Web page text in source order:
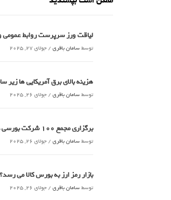
لیاقت ورز سرپرست روابط
توسطسامان باقری / جولای 27, 2025
هزینه بالای برق آمریکایی ها
توسطسامان باقری / جولای 26, 2025
برگزاری مجمع 100 شرکت بورسی در زمان اضافه_راسخ
توسطسامان باقری / جولای 26, 2025
بازار رمز ارز به بورس کالا می
توسطسامان باقری / جولای 26, 2025